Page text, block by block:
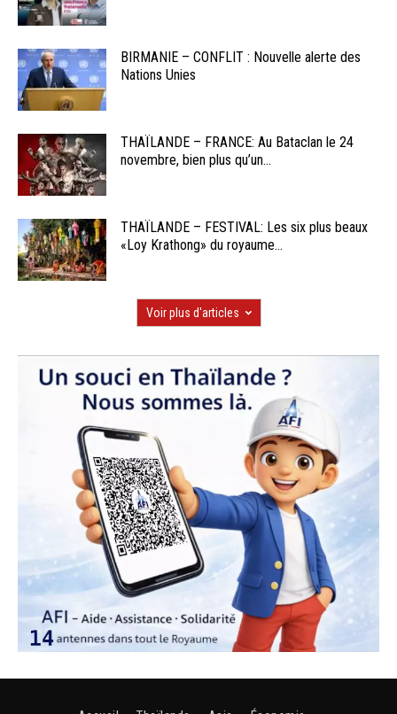
BIRMANIE – CONFLIT : Nouvelle alerte des
Nations Unies
THAÏLANDE – FRANCE: Au Bataclan le 24
novembre, bien plus qu’un...
THAÏLANDE – FESTIVAL: Les six plus beaux
«Loy Krathong» du royaume...
Voir plus d'articles